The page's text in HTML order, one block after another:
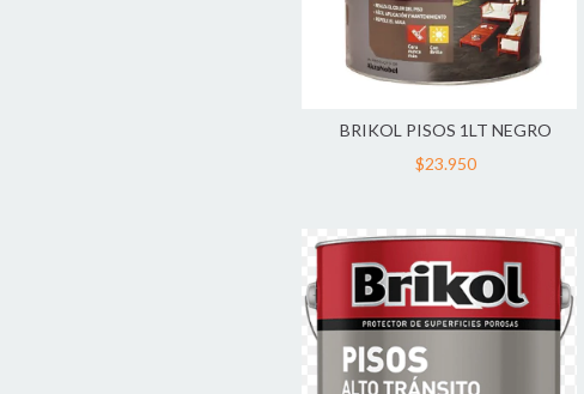
BRIKOL PISOS 1LT NEGRO
$23.950